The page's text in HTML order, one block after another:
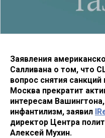
Заявления
Салливана о том, что
вопрос снятия
Москва прекратит
интересам
инфантилизм, заявил
директор Центра
Алексей Мухин.